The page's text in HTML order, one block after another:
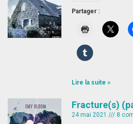
Partager :
Lire la suite »
Fracture(s)
24 mai 2021 8